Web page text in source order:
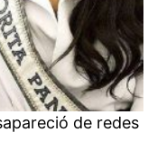
de redes